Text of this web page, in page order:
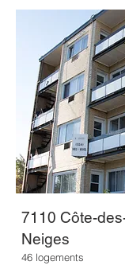
7110 Côte-
Neiges
46 logements